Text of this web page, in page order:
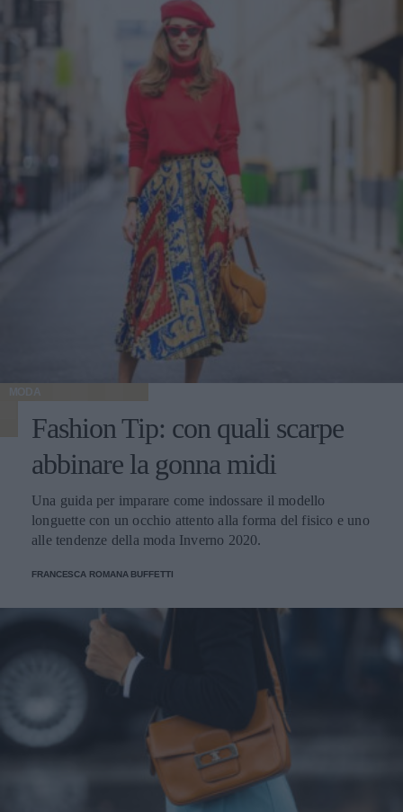
MODA
Fashion Tip: con quali scarpe
abbinare la gonna midi
Una guida per imparare come indossare il modello
longuette con un occhio attento alla forma del fisico e uno
alle tendenze della moda Inverno 2020.
FRANCESCA ROMANA BUFFETTI